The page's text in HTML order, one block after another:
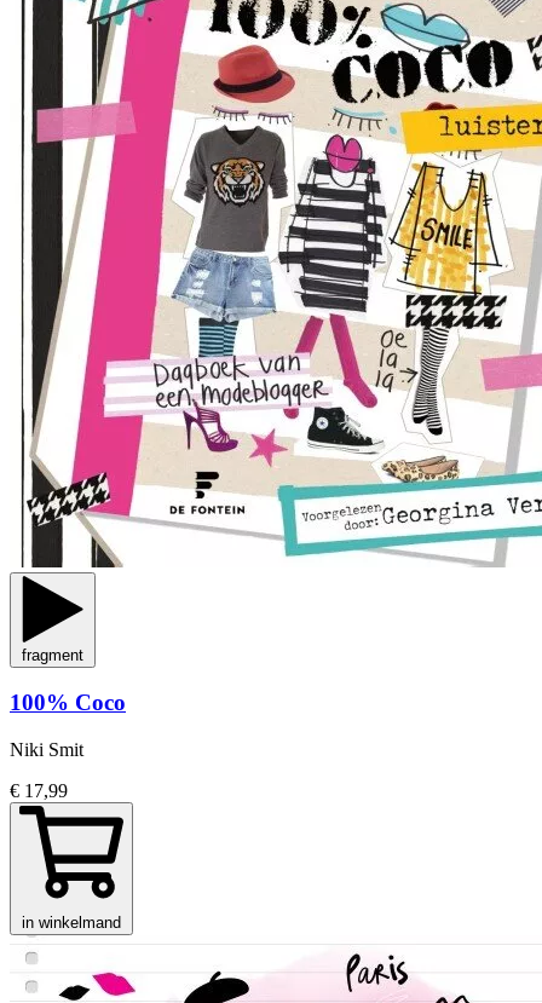
fragment
100% Coco
Niki Smit
€ 17,99
in winkelmand